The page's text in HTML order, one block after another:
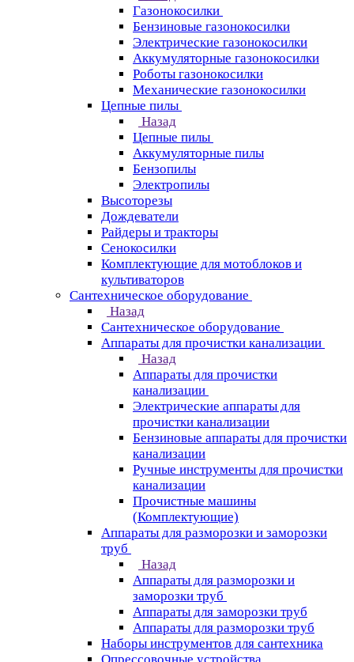
Газонокосилки
Бензиновые газонокосилки
Электрические газонокосилки
Аккумуляторные газонокосилки
Роботы газонокосилки
Механические газонокосилки
Цепные пилы
Назад
Цепные пилы
Аккумуляторные пилы
Бензопилы
Электропилы
Высоторезы
Дождеватели
Райдеры и тракторы
Сенокосилки
Комплектующие для мотоблоков и
культиваторов
Сантехническое оборудование
Назад
Сантехническое оборудование
Аппараты для прочистки канализации
Назад
Аппараты для прочистки
канализации
Электрические аппараты для
прочистки канализации
Бензиновые аппараты для прочистки
канализации
Ручные инструменты для прочистки
канализации
Прочистные машины
(Комплектующие)
Аппараты для разморозки и заморозки
труб
Назад
Аппараты для разморозки и
заморозки труб
Аппараты для заморозки труб
Аппараты для разморозки труб
Наборы инструментов для сантехника